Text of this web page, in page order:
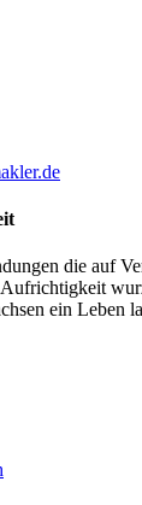
die auf
ein Leben